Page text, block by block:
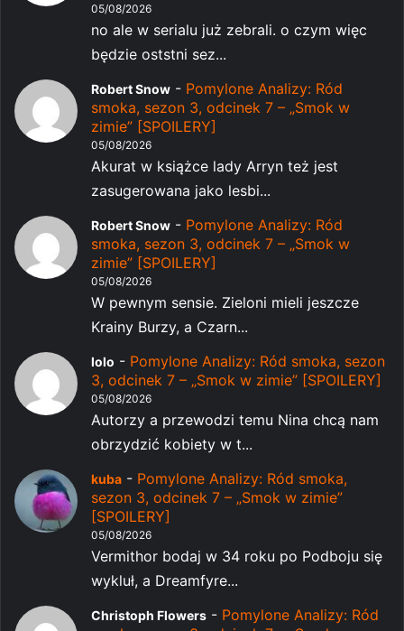
05/08/2026
no ale w serialu już zebrali. o czym więc
będzie oststni sez...
Robert Snow - Pomylone Analizy: Ród
smoka, sezon 3, odcinek 7 – „Smok w
zimie” [SPOILERY]
05/08/2026
Akurat w książce lady Arryn też jest
zasugerowana jako lesbi...
Robert Snow - Pomylone Analizy: Ród
smoka, sezon 3, odcinek 7 – „Smok w
zimie” [SPOILERY]
05/08/2026
W pewnym sensie. Zieloni mieli jeszcze
Krainy Burzy, a Czarn...
lolo - Pomylone Analizy: Ród smoka, sezon
3, odcinek 7 – „Smok w zimie” [SPOILERY]
05/08/2026
Autorzy a przewodzi temu Nina chcą nam
obrzydzić kobiety w t...
kuba - Pomylone Analizy: Ród smoka,
sezon 3, odcinek 7 – „Smok w zimie”
[SPOILERY]
05/08/2026
Vermithor bodaj w 34 roku po Podboju się
wykluł, a Dreamfyre...
Christoph Flowers - Pomylone Analizy: Ród